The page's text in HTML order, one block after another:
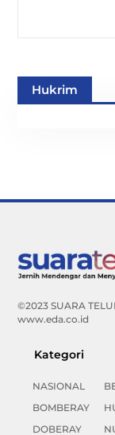
Hukrim
©2023 SUARA
www.eda.co.id
Kategori
NASIONAL
BOMBERAY
DOBERAY